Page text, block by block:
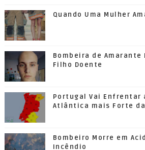
Quando Uma Mulher
Bombeira de Amarante
Filho Doente
Portugal Vai Enfrentar
Atlântica mais Forte
Bombeiro Morre em
Incêndio